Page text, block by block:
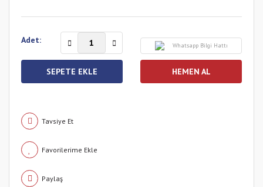
Adet:
Whatsapp Bilgi Hattı
SEPETE EKLE HEMEN AL
Tavsiye Et
Paylaş